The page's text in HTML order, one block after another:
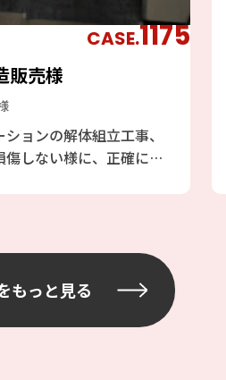
CASE.1175
販売様
ョンの解体組立工事、
しない様に、正確に解
もっと見る